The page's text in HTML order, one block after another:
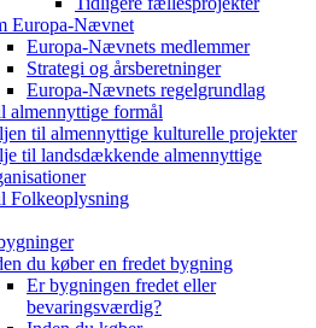
Europa-Nævnet
Europa-Nævnets medlemmer
Strategi og årsberetninger
Europa-Nævnets regelgrundlag
almennyttige formål
til almennyttige kulturelle projekter
til landsdækkende almennyttige
Folkeoplysning
du køber en fredet bygning
Er bygningen fredet eller
bevaringsværdig?